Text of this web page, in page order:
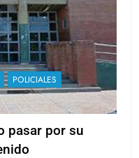
POLICIALES
pasar por su